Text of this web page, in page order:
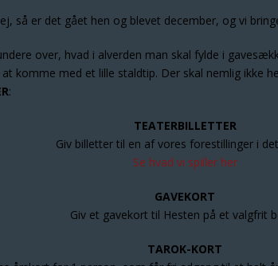
så er det gået hen og blevet december, og vi
over, hvad i alverden man skal fylde i
komme med et lille staldtip. Der skal nemlig ikke
:
TEATERBILLETTER
Giv billetter til en af vores forestillinger i
Se hvad vi spiller her
GAVEKORT
Giv et gavekort til Hesten på et valgfrit
TAROK-KORT